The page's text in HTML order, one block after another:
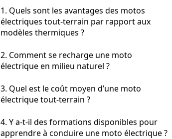
1. Quels sont les avantages des motos
électriques tout-terrain par rapport aux
modèles thermiques ?
2. Comment se recharge une moto
électrique en milieu naturel ?
3. Quel est le coût moyen d’une moto
électrique tout-terrain ?
4. Y a-t-il des formations disponibles pour
apprendre à conduire une moto électrique ?